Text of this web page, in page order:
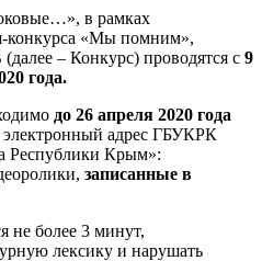
в рамках
конкурса «Мы помним»,
– Конкурс) проводятся с 9
года.
до 26 апреля 2020 года
электронный адрес ГБУКРК
Республики Крым»:
записанные в
не более 3 минут,
лексику и нарушать